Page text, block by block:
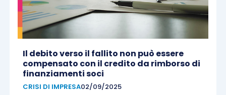
Il debito verso il fallito non può essere
compensato con il credito da rimborso di
finanziamenti soci
CRISI DI IMPRESA02/09/2025